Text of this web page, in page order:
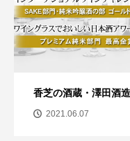
ココ、食べに行きま
2021.04.15